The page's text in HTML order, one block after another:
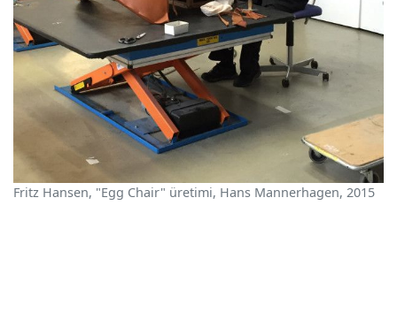
Fritz Hansen, "Egg Chair" üretimi, Hans Mannerhagen, 2015